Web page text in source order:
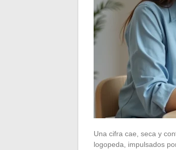
Una cifra cae, seca y
logopeda, impulsados